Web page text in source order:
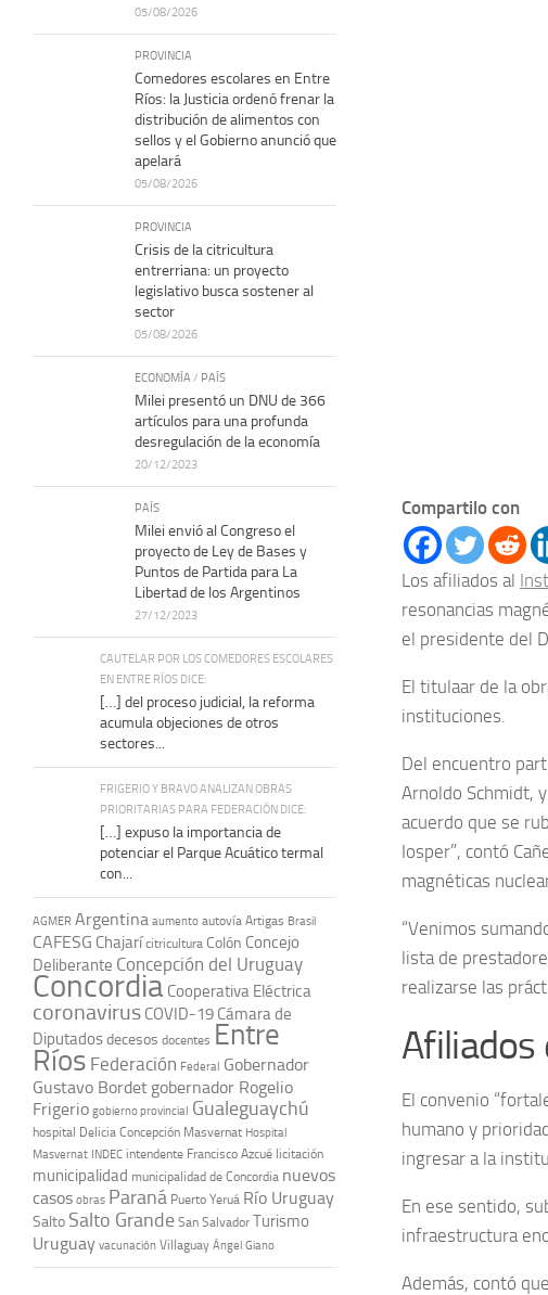
Compartilo con
Los afiliados al
resonancias
el presidente del
El titulaar de la
instituciones.
Del encuentro
Arnoldo Schmidt,
acuerdo que se
Iosper”, contó
magnéticas
“Venimos
lista de
realizarse las
Afiliados
El convenio
humano y
ingresar a la
En ese sentido,
infraestructura
Además, contó
05/08/2026
PROVINCIA
Comedores escolares en Entre
Ríos: la Justicia ordenó frenar la
distribución de alimentos con
sellos y el Gobierno anunció que
apelará
05/08/2026
PROVINCIA
Crisis de la citricultura
entrerriana: un proyecto
legislativo busca sostener al
sector
05/08/2026
ECONOMÍA / PAÍS
Milei presentó un DNU de 366
artículos para una profunda
desregulación de la economía
20/12/2023
PAÍS
Milei envió al Congreso el
proyecto de Ley de Bases y
Puntos de Partida para La
Libertad de los Argentinos
27/12/2023
CAUTELAR POR LOS COMEDORES ESCOLARES
EN ENTRE RÍOS DICE:
[…] del proceso judicial, la reforma
acumula objeciones de otros
sectores...
FRIGERIO Y BRAVO ANALIZAN OBRAS
PRIORITARIAS PARA FEDERACIÓN DICE:
[…] expuso la importancia de
potenciar el Parque Acuático termal
con...
AGMER Argentina aumento autovía Artigas Brasil
CAFESG Chajarí citricultura Colón Concejo
Deliberante Concepción del Uruguay
Concordia Cooperativa Eléctrica
coronavirus COVID-19 Cámara de
Diputadosdecesos docentes Entre
Ríos Federación Federal Gobernador
Gustavo Bordet gobernador Rogelio
Frigerio gobierno provincial Gualeguaychú
hospital Delicia Concepción Masvernat Hospital
Masvernat INDEC intendente Francisco Azcué licitación
municipalidad municipalidad de Concordia nuevos
casos obras Paraná Puerto Yeruá Río Uruguay
Salto Salto Grande San Salvador Turismo
Uruguay vacunación Villaguay Ángel Giano